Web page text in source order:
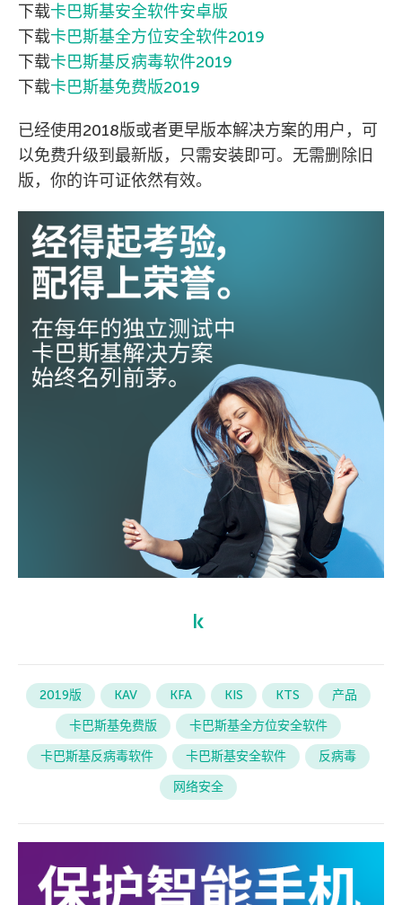
下载卡巴斯基安全软件安卓版
下载卡巴斯基全方位安全软件2019
下载卡巴斯基反病毒软件2019
下载卡巴斯基免费版2019
已经使用2018版或者更早版本解决方案的用户，可
以免费升级到最新版，只需安装即可。无需删除旧
版，你的许可证依然有效。
2019版 KAV KFA KIS KTS
产品
卡巴斯基免费版
卡巴斯基全方位安全软件
卡巴斯基反病毒软件
卡巴斯基安全软件
反病毒
网络安全